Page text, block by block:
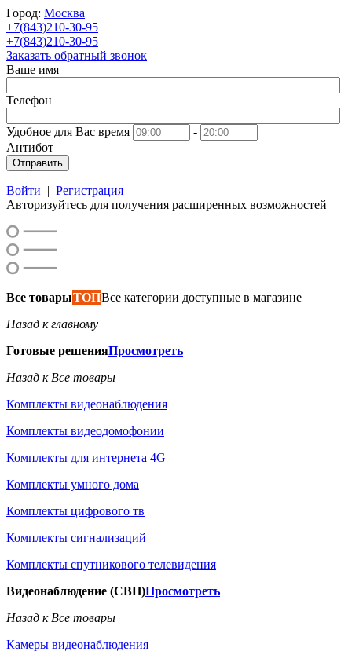
Город: Москва
+7(843)210-30-95
+7(843)210-30-95
Заказать обратный звонок
Ваше имя
Телефон
Удобное для Вас время
-
Антибот
Отправить
Войти | Регистрация
Авторизуйтесь для получения расширенных возможностей
Все товарыТОПВсе категории доступные в магазине
Назад к главному
Готовые решенияПросмотреть
Назад к Все товары
Комплекты видеонаблюдения
Комплекты видеодомофонии
Комплекты для интернета 4G
Комплекты умного дома
Комплекты цифрового тв
Комплекты сигнализаций
Комплекты спутникового телевидения
Видеонаблюдение (СВН)Просмотреть
Назад к Все товары
Камеры видеонаблюдения